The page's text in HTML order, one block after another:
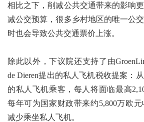
相比之下，削减公共交通带来的影响
减公交预算，很多乡村地区的唯一公
时也会导致公共交通票价上涨。
除此以外，下议院还支持了由
de Dieren提出的私人飞机税收提案：
的私人飞机乘客，每人将面临最高
每年可为国家财政带来约5,800万欧
减少乘坐私人飞机。